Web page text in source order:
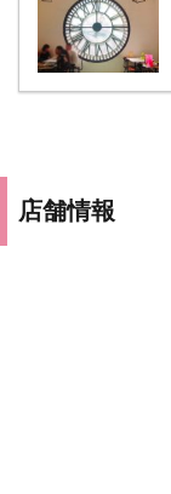
店舗情報